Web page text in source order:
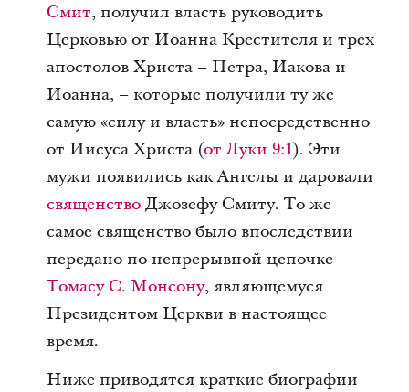
Смит, получил власть руководить
Церковью от Иоанна Крестителя и трех
апостолов Христа – Петра, Иакова и
Иоанна, – которые получили ту же
самую «силу и власть» непосредственно
от Иисуса Христа (от Луки 9:1). Эти
мужи появились как Ангелы и даровали
священствоДжозефу Смиту. То же
самое священство было впоследствии
передано по непрерывной цепочке
Томасу С. Монсону, являющемуся
Президентом Церкви в настоящее
время.
Ниже приводятся краткие биографии